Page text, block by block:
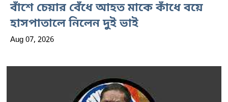
বাঁশে চেয়ার বেঁধে আহত মাকে কাঁধে বয়ে
হাসপাতালে নিলেন দুই ভাই
Aug 07, 2026